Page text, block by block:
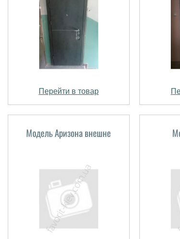
Перейти в товар
Модель Аризона внешне